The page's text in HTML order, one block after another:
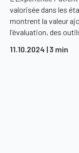
valorisée dans les
montrent la valeur
l'évaluation, des
11.10.2024 | 3 min